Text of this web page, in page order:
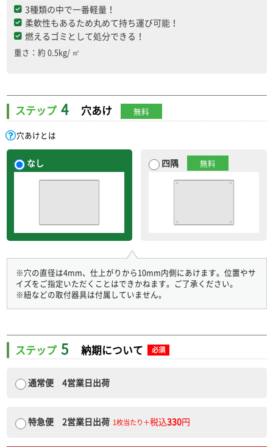
3種類の中で一番軽量！
柔軟性もあるため丸めて持ち運び可能！
燃えるゴミとして処分できる！
重さ：約 0.5kg/ ㎡
ステップ 4 穴あけ 無料
穴あけとは
なし 四隅 無料
※穴の直径は4mm、仕上がりから10mm内側にあけます。位置やサ
イズをご指定いただくことはできかねます。ご了承ください。
※紐などの取付器具は付属していません。
ステップ 5 納期について 必須
通常便 4営業日出荷
特急便 2営業日出荷 1枚当たり＋税込330円